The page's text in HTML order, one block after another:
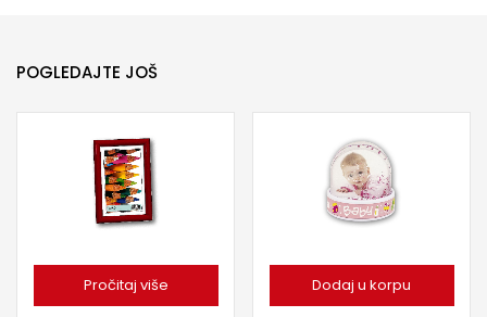
POGLEDAJTE JOŠ
Pročitaj više Dodaj u korpu